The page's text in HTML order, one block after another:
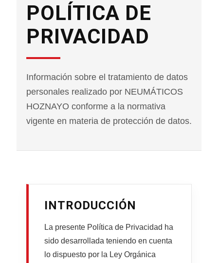
POLÍTICA DE
PRIVACIDAD
Información sobre el tratamiento de datos
personales realizado por NEUMÁTICOS
HOZNAYO conforme a la normativa
vigente en materia de protección de datos.
INTRODUCCIÓN
La presente Política de Privacidad ha
sido desarrollada teniendo en cuenta
lo dispuesto por la Ley Orgánica